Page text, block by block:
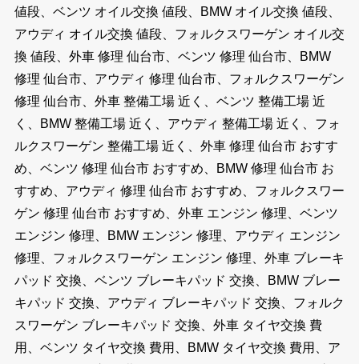
値段、ベンツ オイル交換 値段、BMW オイル交換 値段、
アウディ オイル交換 値段、フォルクスワーゲン オイル交
換 値段、外車 修理 仙台市、ベンツ 修理 仙台市、BMW
修理 仙台市、アウディ 修理 仙台市、フォルクスワーゲン
修理 仙台市、外車 整備工場 近く、ベンツ 整備工場 近
く、BMW 整備工場 近く、アウディ 整備工場 近く、フォ
ルクスワーゲン 整備工場 近く、外車 修理 仙台市 おすす
め、ベンツ 修理 仙台市 おすすめ、BMW 修理 仙台市 お
すすめ、アウディ 修理 仙台市 おすすめ、フォルクスワー
ゲン 修理 仙台市 おすすめ、外車 エンジン 修理、ベンツ
エンジン 修理、BMW エンジン 修理、アウディ エンジン
修理、フォルクスワーゲン エンジン 修理、外車 ブレーキ
パッド 交換、ベンツ ブレーキパッド 交換、BMW ブレー
キパッド 交換、アウディ ブレーキパッド 交換、フォルク
スワーゲン ブレーキパッド 交換、外車 タイヤ交換 費
用、ベンツ タイヤ交換 費用、BMW タイヤ交換 費用、ア